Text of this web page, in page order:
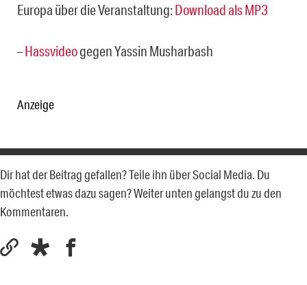
Europa über die Veranstaltung:Download als MP3
–Hassvideogegen Yassin Musharbash
Anzeige
Dir hat der Beitrag gefallen? Teile ihn über Social Media. Du
möchtest etwas dazu sagen? Weiter unten gelangst du zu den
Kommentaren.